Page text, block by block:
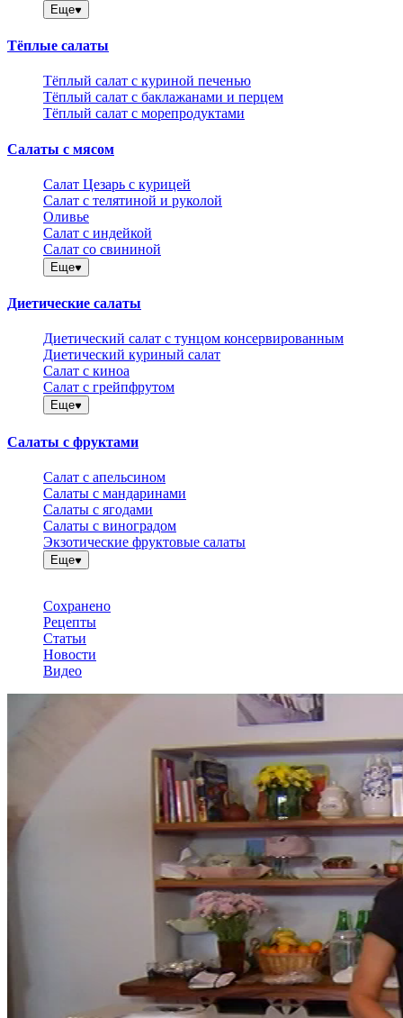
Еще
Тёплые салаты
Тёплый салат с куриной печенью
Тёплый салат с баклажанами и перцем
Тёплый салат с морепродуктами
Салаты с мясом
Салат Цезарь с курицей
Салат с телятиной и руколой
Оливье
Салат с индейкой
Салат со свининой
Еще
Диетические салаты
Диетический салат с тунцом консервированным
Диетический куриный салат
Салат с киноа
Салат с грейпфрутом
Еще
Салаты с фруктами
Салат с апельсином
Салаты с мандаринами
Салаты с ягодами
Салаты с виноградом
Экзотические фруктовые салаты
Еще
Сохранено
Рецепты
Статьи
Новости
Видео